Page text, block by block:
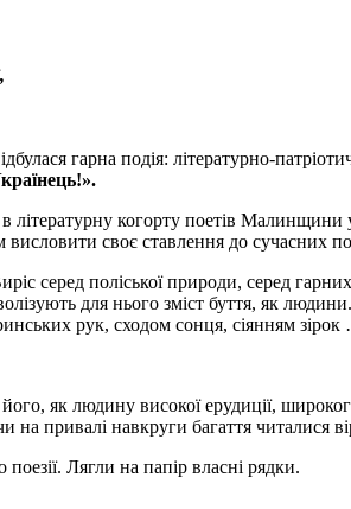
гарна подія: літературно-
літературну когорту поетів
своє ставлення до сучасних
серед поліської природи, серед
для нього зміст буття, як
рук, сходом сонця, сіянням
як людину високої ерудиції,
привалі навкруги багаття читалися
Лягли на папір власні рядки.